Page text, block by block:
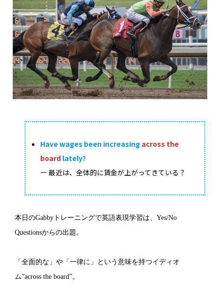
Have wages been increasing across the
board lately?
ー 最近は、全体的に賃金が上がってきている？
本日のGabbyトレーニングで英語表現学習は、Yes/No
Questionsからの出題。
「全面的な」や「一律に」という意味を持つイディオ
ム”across the board”。